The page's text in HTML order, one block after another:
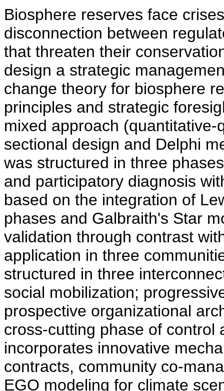
Biosphere reserves face
disconnection between
that threaten their
design a strategic
change theory for biosphere
principles and strategic
mixed approach
sectional design and Delphi
was structured in three
and participatory diagnosis
based on the integration of
phases and Galbraith's Star
validation through contrast
application in three
structured in three
social mobilization;
prospective organizational
cross-cutting phase of control
incorporates innovative
contracts, community co-
EGO modeling for climate